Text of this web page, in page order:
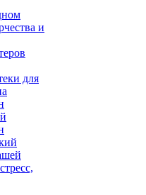
и
для